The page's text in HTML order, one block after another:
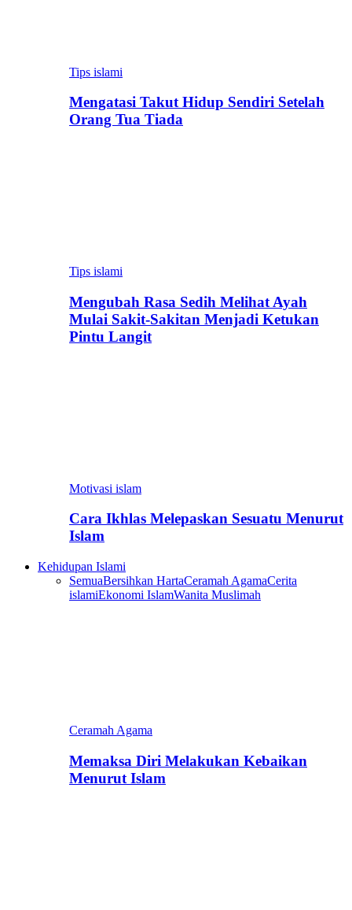
Tips islami
Mengatasi Takut Hidup Sendiri Setelah
Orang Tua Tiada
Tips islami
Mengubah Rasa Sedih Melihat Ayah
Mulai Sakit-Sakitan Menjadi Ketukan
Pintu Langit
Motivasi islam
Cara Ikhlas Melepaskan Sesuatu Menurut
Islam
Kehidupan Islami
SemuaBersihkan HartaCeramah AgamaCerita
islamiEkonomi IslamWanita Muslimah
Ceramah Agama
Memaksa Diri Melakukan Kebaikan
Menurut Islam